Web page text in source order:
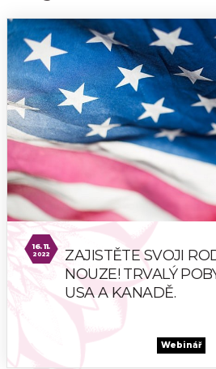
16. 11.
2022
ZAJISTĚTE SVOJI
NOUZE! TRVALÝ
USA A KANADĚ.
Webinář